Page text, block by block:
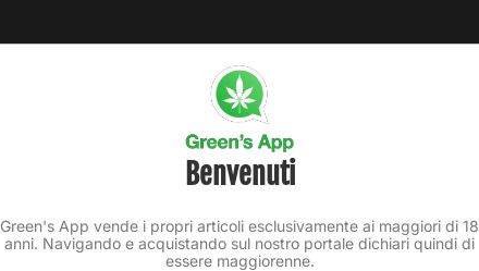
Benvenuti
Green's App vende i propri articoli esclusivamente ai maggiori di 18
anni. Navigando e acquistando sul nostro portale dichiari quindi di
essere maggiorenne.